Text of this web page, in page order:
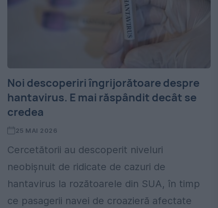
Noi descoperiri îngrijorătoare despre
hantavirus. E mai răspândit decât se
credea
25 MAI 2026
Cercetătorii au descoperit niveluri
neobișnuit de ridicate de cazuri de
hantavirus la rozătoarele din SUA, în timp
ce pasagerii navei de croazieră afectate